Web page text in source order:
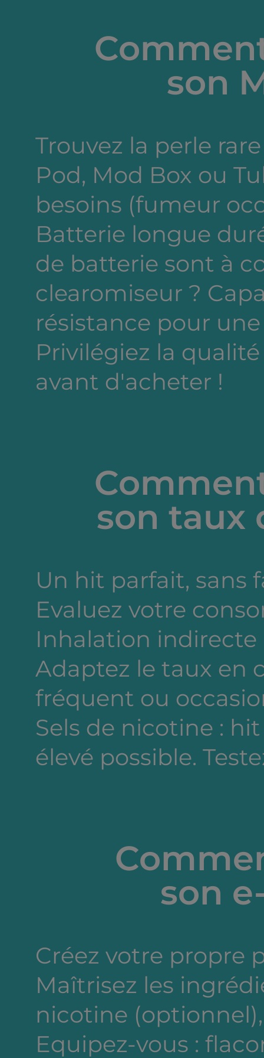
son
Trouvez la perle
Pod, Mod Box ou
besoins (fumeur
Batterie longue
de batterie sont à
clearomiseur ?
résistance pour
Privilégiez la
avant d'acheter !
son taux
Un hit parfait, sans
Evaluez votre
Inhalation indirecte
Adaptez le taux en
fréquent ou
Sels de nicotine :
élevé possible.
son
Créez votre propre
Maîtrisez les
nicotine
Equipez-vous :